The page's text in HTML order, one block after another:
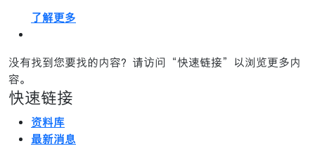
了解更多
没有找到您要找的内容？请访问“快速链接”以浏览更多内
容。
快速链接
资料库
最新消息